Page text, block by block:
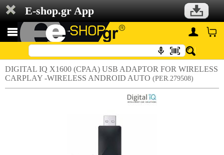
E-shop.gr App
DIGITAL IQ X1600 (CPAA) USB ADAPTOR FOR WIRELESS
CARPLAY -WIRELESS ANDROID AUTO (PER.279508)